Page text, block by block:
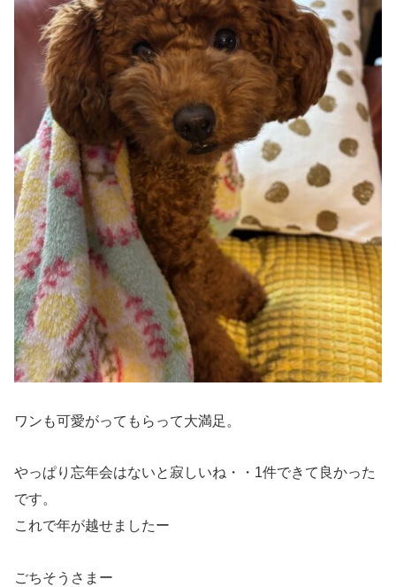
ワンも可愛がってもらって大満足。
やっぱり忘年会はないと寂しいね・・1件できて良かった
です。
これで年が越せましたー
ごちそうさまー